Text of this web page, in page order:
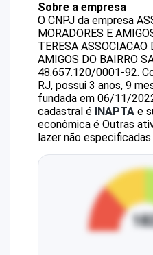
Sobre a empresa
O CNPJ da empresa
MORADORES E
TERESA ASSOCIACAO
AMIGOS DO BAIRRO
48.657.120/0001-92.
RJ, possui 3 anos, 9
fundada em 06/11/
cadastral é INAPTA e
econômica é Outras
lazer não